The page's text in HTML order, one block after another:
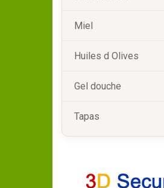
Miel
Huiles d Olives
Gel douche
Tapas